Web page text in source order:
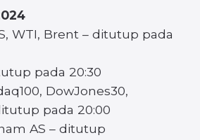
– ditutup
Brent – ditutup pada
pada 21:00
DowJones30,
pada 20:15
– ditutup pada 20:00